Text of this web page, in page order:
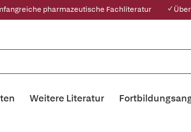
pharmazeutische Fachliteratur ✓
Weitere Literatur